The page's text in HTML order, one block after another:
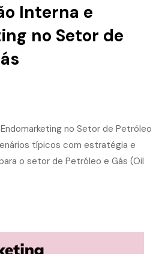
Interna e
no Setor de
no Setor de Petróleo
típicos com estratégia e
o setor de Petróleo e Gás (Oil